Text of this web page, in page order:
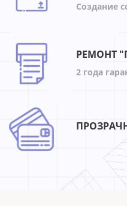
Создание
РЕМОНТ
2 года